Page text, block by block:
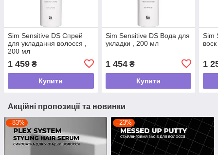
Sim Sensitive DS Спрей
для укладання волосся ,
200 мл
1 459 ₴
Купити
Sim Sensitive DS Вода для
укладки , 200 мл
1 454₴
Купити
Sim
1
Акційні пропозиції та новинки
–83% –23%